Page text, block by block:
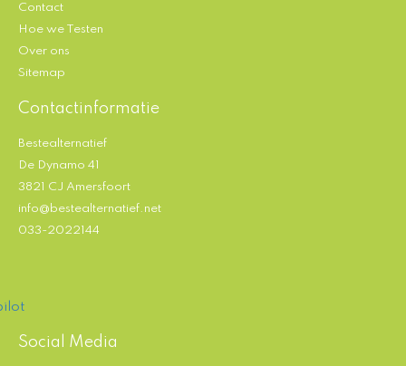
Contact
Hoe we Testen
Over ons
Sitemap
Contactinformatie
Bestealternatief
De Dynamo 41
3821 CJ Amersfoort
info@bestealternatief.net
033-2022144
Social Media